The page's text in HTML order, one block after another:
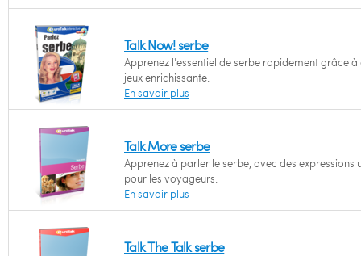
Talk Now! serbe
Apprenez l'essentiel de serbe rapidement grâce à
jeux enrichissante.
En savoir plus
Talk More serbe
Apprenez à parler le serbe, avec des expressions
pour les voyageurs.
En savoir plus
Talk The Talk serbe